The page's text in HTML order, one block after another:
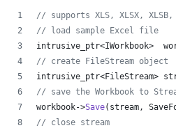
// supports XLS, XLSX,
// load sample Excel file
intrusive_ptr<IWorkbook>
// create FileStream object
intrusive_ptr<FileStream>
// save the Workbook to
workbook->Save(stream,
// close stream